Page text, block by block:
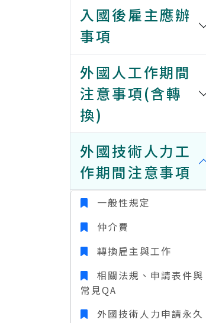
入國後雇主應辦
事項
外國人工作期間
注意事項(含轉
換)
外國技術人力工
作期間注意事項
一般性規定
仲介費
轉換雇主與工作
相關法規、申請表件與
常見QA
外國技術人力申請永久